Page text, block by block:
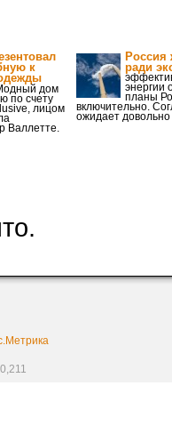
к
дом
по счету
лицом
Валлетте.
Россия
ради
энергии
планы
включительно.
ожидает